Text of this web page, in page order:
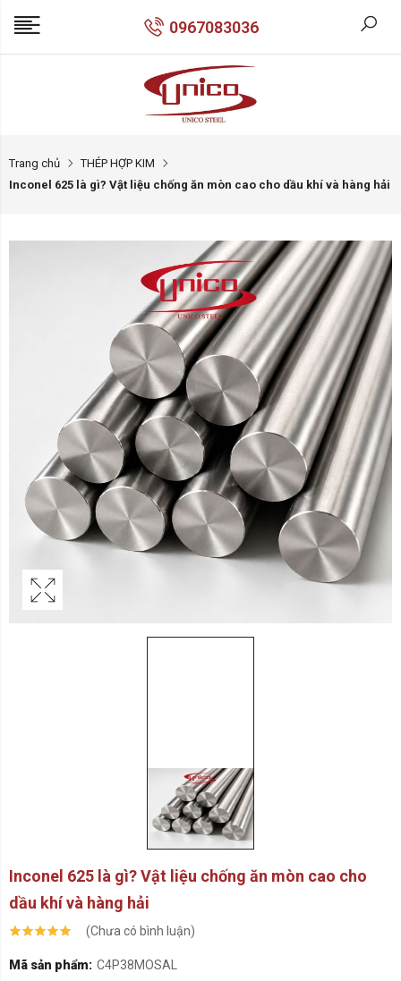
0967083036
Trang chủ
THÉP HỢP KIM
Inconel 625 là gì? Vật liệu chống ăn mòn cao cho dầu khí và hàng hải
Inconel 625 là gì? Vật liệu chống ăn mòn cao cho
dầu khí và hàng hải
(Chưa có bình luận)
Mã sản phẩm: C4P38MOSAL